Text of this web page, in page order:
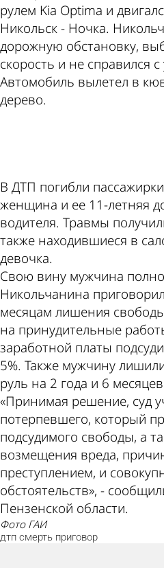
рулем Kia Optima и
Никольск - Ночка.
дорожную обстановку,
скорость и не справился
Автомобиль вылетел в
дерево.
В ДТП погибли
женщина и ее 11-летняя
водителя. Травмы
также находившиеся в
девочка.
Свою вину мужчина
Никольчанина
месяцам лишения
на принудительные
заработной платы
5%. Также мужчину
руль на 2 года и 6
«Принимая решение, суд
потерпевшего, который
подсудимого свободы, а
возмещения вреда,
преступлением, и
обстоятельств», -
Пензенской области.
фото ГАИ
дтп смерть приговор